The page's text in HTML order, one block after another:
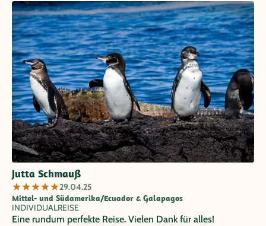
Jutta Schmauß
★★★★★29.04.25
Mittel- und Südamerika/Ecuador & Galapagos
INDIVIDUALREISE
Eine rundum perfekte Reise. Vielen Dank für alles!